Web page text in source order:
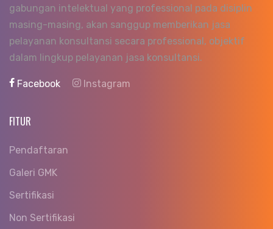
gabungan intelektual yang professional pada disiplin
masing-masing, akan sanggup memberikan jasa
pelayanan konsultansi secara professional, objektif
dalam lingkup pelayanan jasa konsultansi.
Facebook Instagram
FITUR
Pendaftaran
Galeri GMK
Sertifikasi
Non Sertifikasi